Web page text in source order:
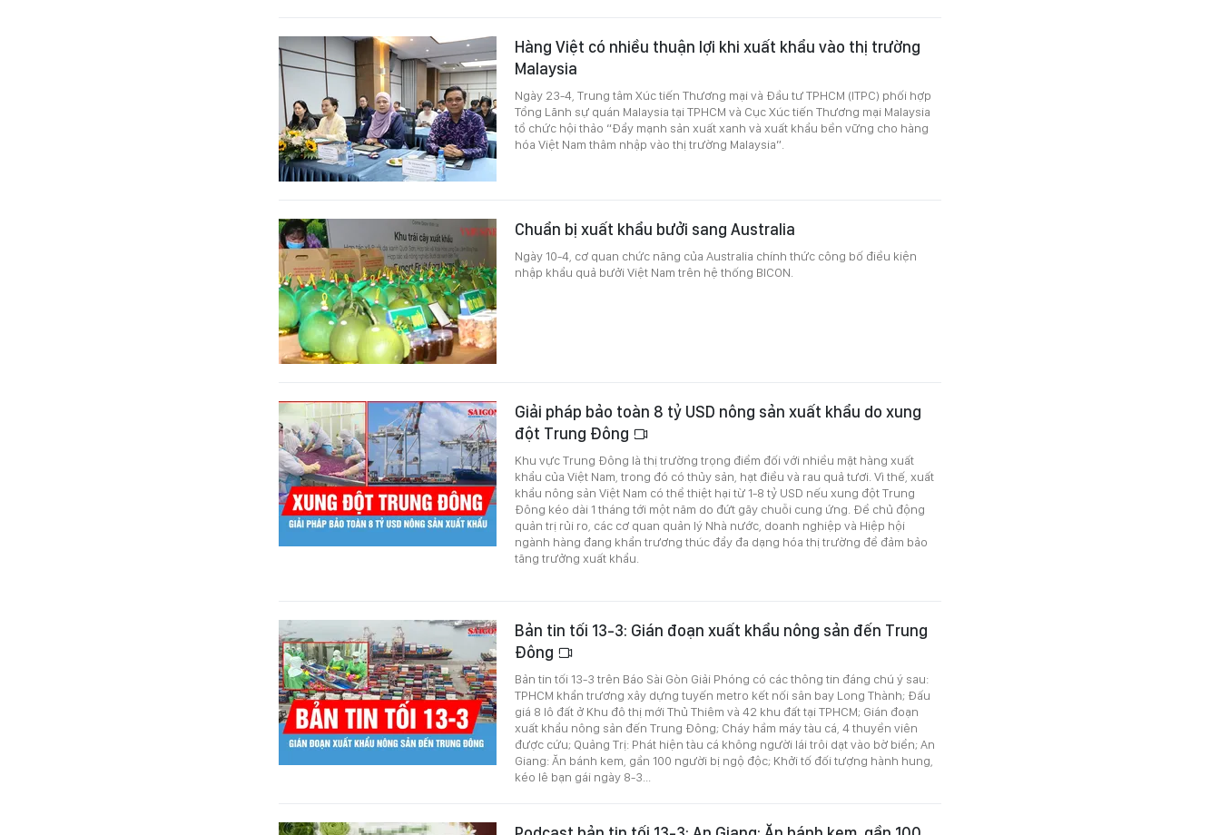
Hàng Việt có nhiều thuận lợi khi xuất khẩu vào thị trường
Malaysia
Ngày 23-4, Trung tâm Xúc tiến Thương mại và Đầu tư TPHCM (ITPC) phối hợp
Tổng Lãnh sự quán Malaysia tại TPHCM và Cục Xúc tiến Thương mại Malaysia
tổ chức hội thảo “Đẩy mạnh sản xuất xanh và xuất khẩu bền vững cho hàng
hóa Việt Nam thâm nhập vào thị trường Malaysia”.
Chuẩn bị xuất khẩu bưởi sang Australia
Ngày 10-4, cơ quan chức năng của Australia chính thức công bố điều kiện
nhập khẩu quả bưởi Việt Nam trên hệ thống BICON.
Giải pháp bảo toàn 8 tỷ USD nông sản xuất khẩu do xung
đột Trung Đông
Khu vực Trung Đông là thị trường trọng điểm đối với nhiều mặt hàng xuất
khẩu của Việt Nam, trong đó có thủy sản, hạt điều và rau quả tươi. Vì thế, xuất
khẩu nông sản Việt Nam có thể thiệt hại từ 1-8 tỷ USD nếu xung đột Trung
Đông kéo dài 1 tháng tới một năm do đứt gãy chuỗi cung ứng. Để chủ động
quản trị rủi ro, các cơ quan quản lý Nhà nước, doanh nghiệp và Hiệp hội
ngành hàng đang khẩn trương thúc đẩy đa dạng hóa thị trường để đảm bảo
tăng trưởng xuất khẩu.
Bản tin tối 13-3: Gián đoạn xuất khẩu nông sản đến Trung
Đông
Bản tin tối 13-3 trên Báo Sài Gòn Giải Phóng có các thông tin đáng chú ý sau:
TPHCM khẩn trương xây dựng tuyến metro kết nối sân bay Long Thành; Đấu
giá 8 lô đất ở Khu đô thị mới Thủ Thiêm và 42 khu đất tại TPHCM; Gián đoạn
xuất khẩu nông sản đến Trung Đông; Cháy hầm máy tàu cá, 4 thuyền viên
được cứu; Quảng Trị: Phát hiện tàu cá không người lái trôi dạt vào bờ biển; An
Giang: Ăn bánh kem, gần 100 người bị ngộ độc; Khởi tố đối tượng hành hung,
kéo lê bạn gái ngày 8-3...